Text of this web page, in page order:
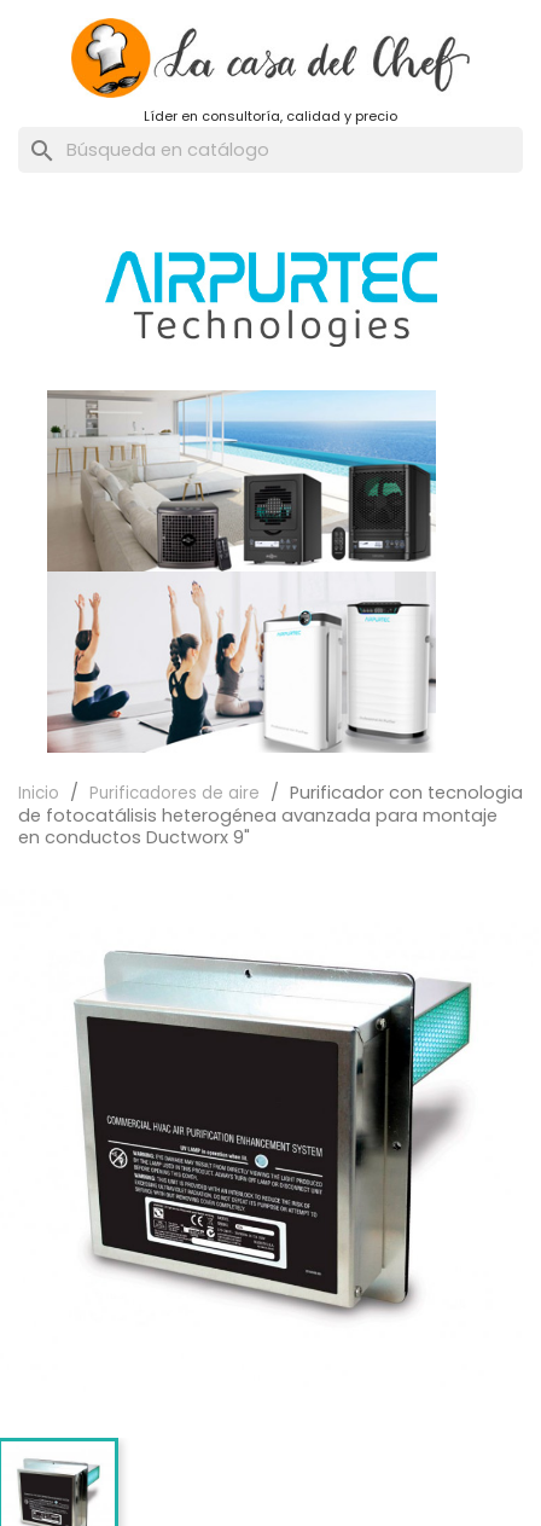
Líder en consultoría, calidad y precio
search
Inicio Purificadores de aire
Purificador con tecnologia
de fotocatálisis heterogénea avanzada para montaje
en conductos Ductworx 9"